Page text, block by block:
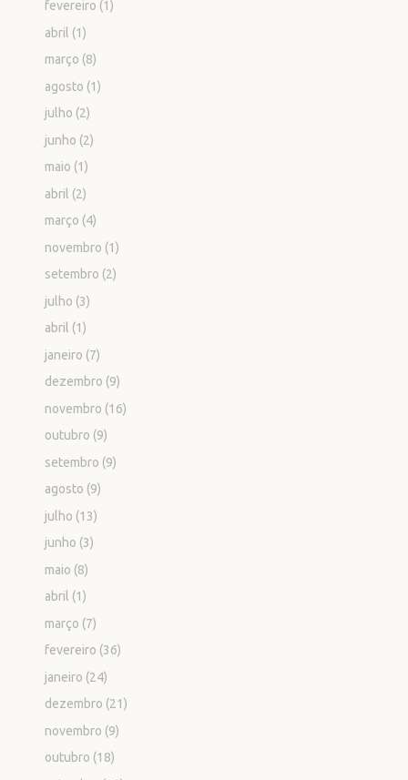
fevereiro (1)
abril (1)
março (8)
agosto (1)
julho (2)
junho (2)
maio (1)
abril (2)
março (4)
novembro (1)
setembro (2)
julho (3)
abril (1)
janeiro (7)
dezembro (9)
novembro (16)
outubro (9)
setembro (9)
agosto (9)
julho (13)
junho (3)
maio (8)
abril (1)
março (7)
fevereiro (36)
janeiro (24)
dezembro (21)
novembro (9)
outubro (18)